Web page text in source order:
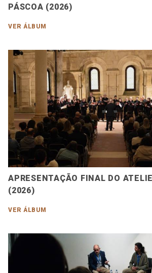
PÁSCOA (2026)
VER ÁLBUM
APRESENTAÇÃO FINAL DO
(2026)
VER ÁLBUM